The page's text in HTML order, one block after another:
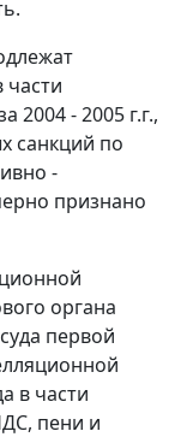
2004 - 2005 г.г.,
санкций по
-
признано
органа
первой
в части
пени и